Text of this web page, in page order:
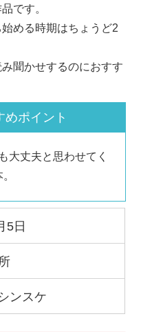
です。
める時期はちょうど2
聞かせするのにおすす
めポイント
大丈夫と思わせてく
5日
ンスケ